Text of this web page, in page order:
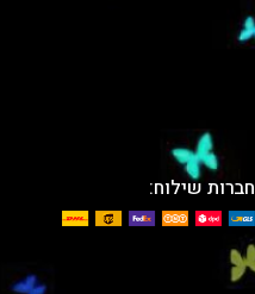
חברות שילוח: